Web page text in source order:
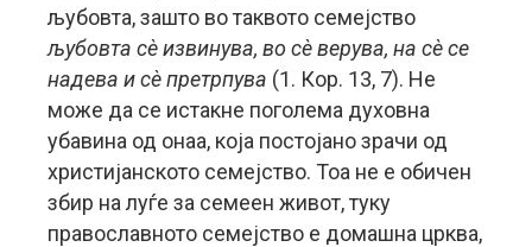
љубовта, зашто во таквото семејство
љубовта сѐ извинува, во сѐ верува, на сѐ се
надева и сѐ претрпува (1. Кор. 13, 7). Не
може да се истакне поголема духовна
убавина од онаа, која постојано зрачи од
христијанското семејство. Тоа не е обичен
збир на луѓе за семеен живот, туку
православното семејство е домашна црква,